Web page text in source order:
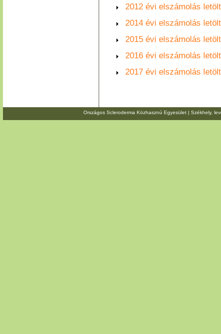
2012 évi elszámolás
2014 évi elszámolás
2015 évi elszámolás
2016 évi elszámolás
2017 évi elszámolás
Országos Scleroderma Közhasznú Egyesület | Székhely,